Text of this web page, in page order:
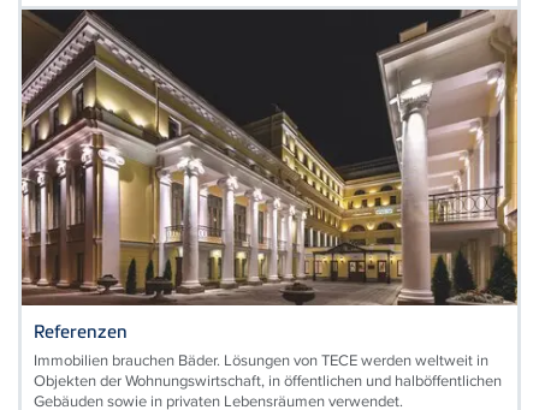
Referenzen
Immobilien brauchen Bäder. Lösungen von TECE werden weltweit in
Objekten der Wohnungswirtschaft, in öffentlichen und halböffentlichen
Gebäuden sowie in privaten Lebensräumen verwendet.